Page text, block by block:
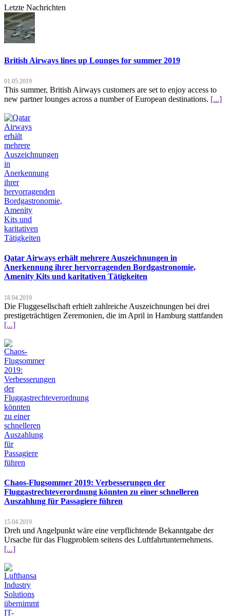
Letzte Nachrichten
British Airways lines up Lounges for summer 2019
01.05.2019
This summer, British Airways customers are set to enjoy access to
new partner lounges across a number of European destinations. [...]
Qatar Airways erhält mehrere Auszeichnungen in
Anerkennung ihrer hervorragenden Bordgastronomie,
Amenity Kits und karitativen Tätigkeiten
18.04.2019
Die Fluggesellschaft erhielt zahlreiche Auszeichnungen bei drei
prestigeträchtigen Zeremonien, die im April in Hamburg stattfanden
[...]
Chaos-Flugsommer 2019: Verbesserungen der
Fluggastrechteverordnung könnten zu einer schnelleren
Auszahlung für Passagiere führen
15.04.2019
Dreh und Angelpunkt wäre eine verpflichtende Bekanntgabe der
Ursache für das Flugproblem seitens des Luftfahrtunternehmens.
[...]